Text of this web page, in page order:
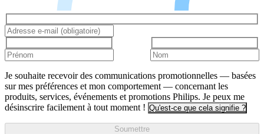
Je souhaite recevoir des communications promotionnelles — basées
sur mes préférences et mon comportement — concernant les
produits, services, événements et promotions Philips. Je peux me
désinscrire facilement à tout moment ! Qu'est-ce que cela signifie ?
Soumettre